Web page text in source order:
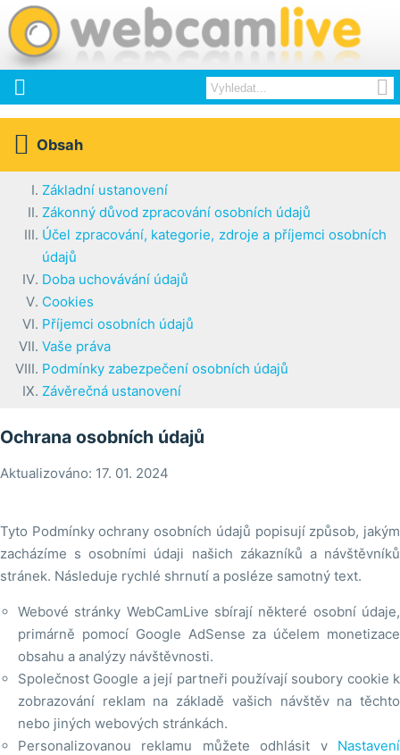
 
 Obsah
Základní ustanovení
Zákonný důvod zpracování osobních údajů
Účel zpracování, kategorie, zdroje a příjemci osobních
údajů
Doba uchovávání údajů
Cookies
Příjemci osobních údajů
Vaše práva
Podmínky zabezpečení osobních údajů
Závěrečná ustanovení
Ochrana osobních údajů
Aktualizováno: 17. 01. 2024
Tyto Podmínky ochrany osobních údajů popisují způsob, jakým
zacházíme s osobními údaji našich zákazníků a návštěvníků
stránek. Následuje rychlé shrnutí a posléze samotný text.
Webové stránky WebCamLive sbírají některé osobní údaje,
primárně pomocí Google AdSense za účelem monetizace
obsahu a analýzy návštěvnosti.
Společnost Google a její partneři používají soubory cookie k
zobrazování reklam na základě vašich návštěv na těchto
nebo jiných webových stránkách.
Personalizovanou reklamu můžete odhlásit v Nastavení